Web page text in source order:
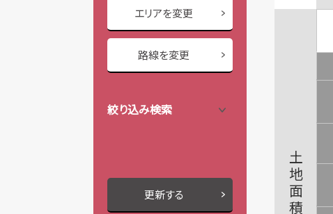
エリアを変更
路線を変更
絞り込み検索
更新する 土地面積